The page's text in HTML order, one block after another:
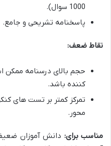
1000 سوال).
پاسخنامه تشریحی و جامع.
نقاط ضعف:
حجم بالای درسنامه ممکن
کننده باشد.
تمرکز کمتر بر تست های
محور.
مناسب برای: دانش آموزان